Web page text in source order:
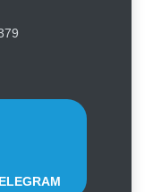
Youri
en quête de